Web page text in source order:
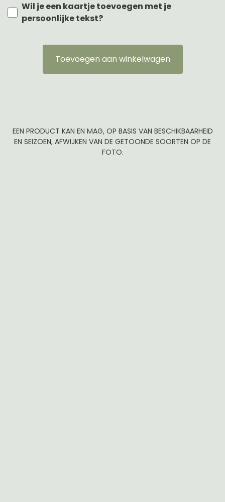
Wil je een kaartje toevoegen met je
persoonlijke tekst?
Toevoegen aan winkelwagen
EEN PRODUCT KAN EN MAG, OP BASIS VAN BESCHIKBAARHEID
EN SEIZOEN, AFWIJKEN VAN DE GETOONDE SOORTEN OP DE
FOTO.